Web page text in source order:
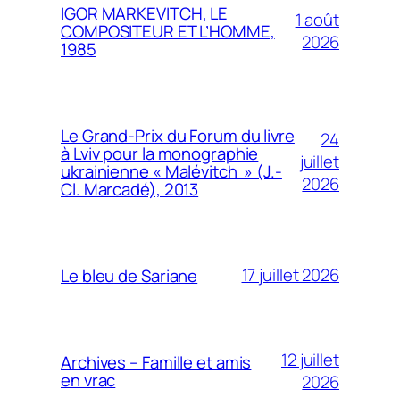
IGOR MARKEVITCH, LE
COMPOSITEUR ET L’HOMME,
1985
1 août
2026
Le Grand-Prix du Forum du livre
à Lviv pour la monographie
ukrainienne « Malévitch » (J.-
Cl. Marcadé), 2013
24
juillet
2026
Le bleu de Sariane 17 juillet 2026
Archives – Famille et amis
en vrac
12 juillet
2026